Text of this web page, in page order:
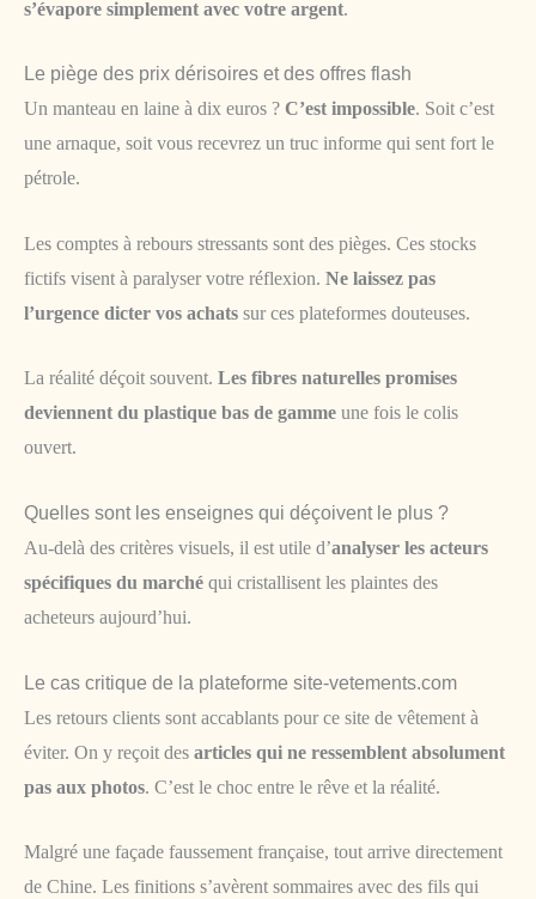
s’évapore simplement avec votre argent.
Le piège des prix dérisoires et des offres flash
Un manteau en laine à dix euros ? C’est impossible. Soit c’est
une arnaque, soit vous recevrez un truc informe qui sent fort le
pétrole.
Les comptes à rebours stressants sont des pièges. Ces stocks
fictifs visent à paralyser votre réflexion. Ne laissez pas
l’urgence dicter vos achats sur ces plateformes douteuses.
La réalité déçoit souvent. Les fibres naturelles promises
deviennent du plastique bas de gamme une fois le colis
ouvert.
Quelles sont les enseignes qui déçoivent le plus ?
Au-delà des critères visuels, il est utile d’analyser les acteurs
spécifiques du marché qui cristallisent les plaintes des
acheteurs aujourd’hui.
Le cas critique de la plateforme site-vetements.com
Les retours clients sont accablants pour ce site de vêtement à
éviter. On y reçoit des articles qui ne ressemblent absolument
pas aux photos. C’est le choc entre le rêve et la réalité.
Malgré une façade faussement française, tout arrive directement
de Chine. Les finitions s’avèrent sommaires avec des fils qui